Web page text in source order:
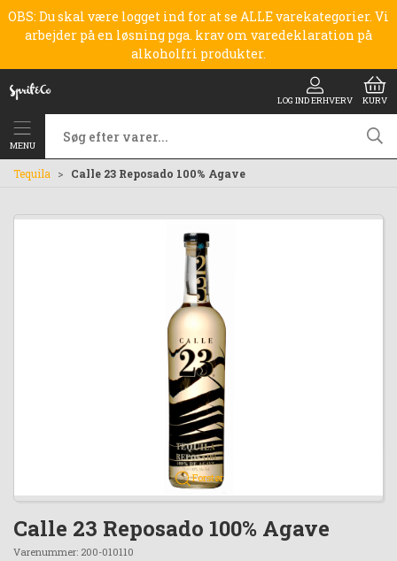
OBS: Du skal være logget ind for at se ALLE varekategorier. Vi
arbejder på en løsning pga. krav om varedeklaration på
alkoholfri produkter.
LOG IND ERHVERV KURV
MENU
Tequila Calle 23 Reposado 100% Agave
Forstør
Calle 23 Reposado 100% Agave
Varenummer: 200-010110